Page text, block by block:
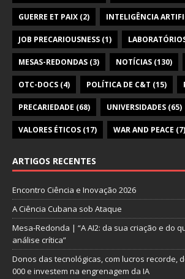
GUERRE ET PAIX (2) INTELIGÊNCIA
JOB PRECARIOUSNESS (1)
MESAS-REDONDAS (3) NOTÍCIAS (130)
OTC-DOCS (4) POLÍTICA DE C&T (15)
PRECARIEDADE (68) UNIVERSIDADES (65)
VALORES ÉTICOS (17) WAR AND PEACE (7)
ARTIGOS RECENTES
Encontro Ciência e Inovação 2026
A Ciência Cubana sob Ataque
Mesa-Redonda | “A AI2: da sua criação e do
análise crítica”
Donos das tecnológicas, com lucros recorde,
000 e investem na engrenagem da IA